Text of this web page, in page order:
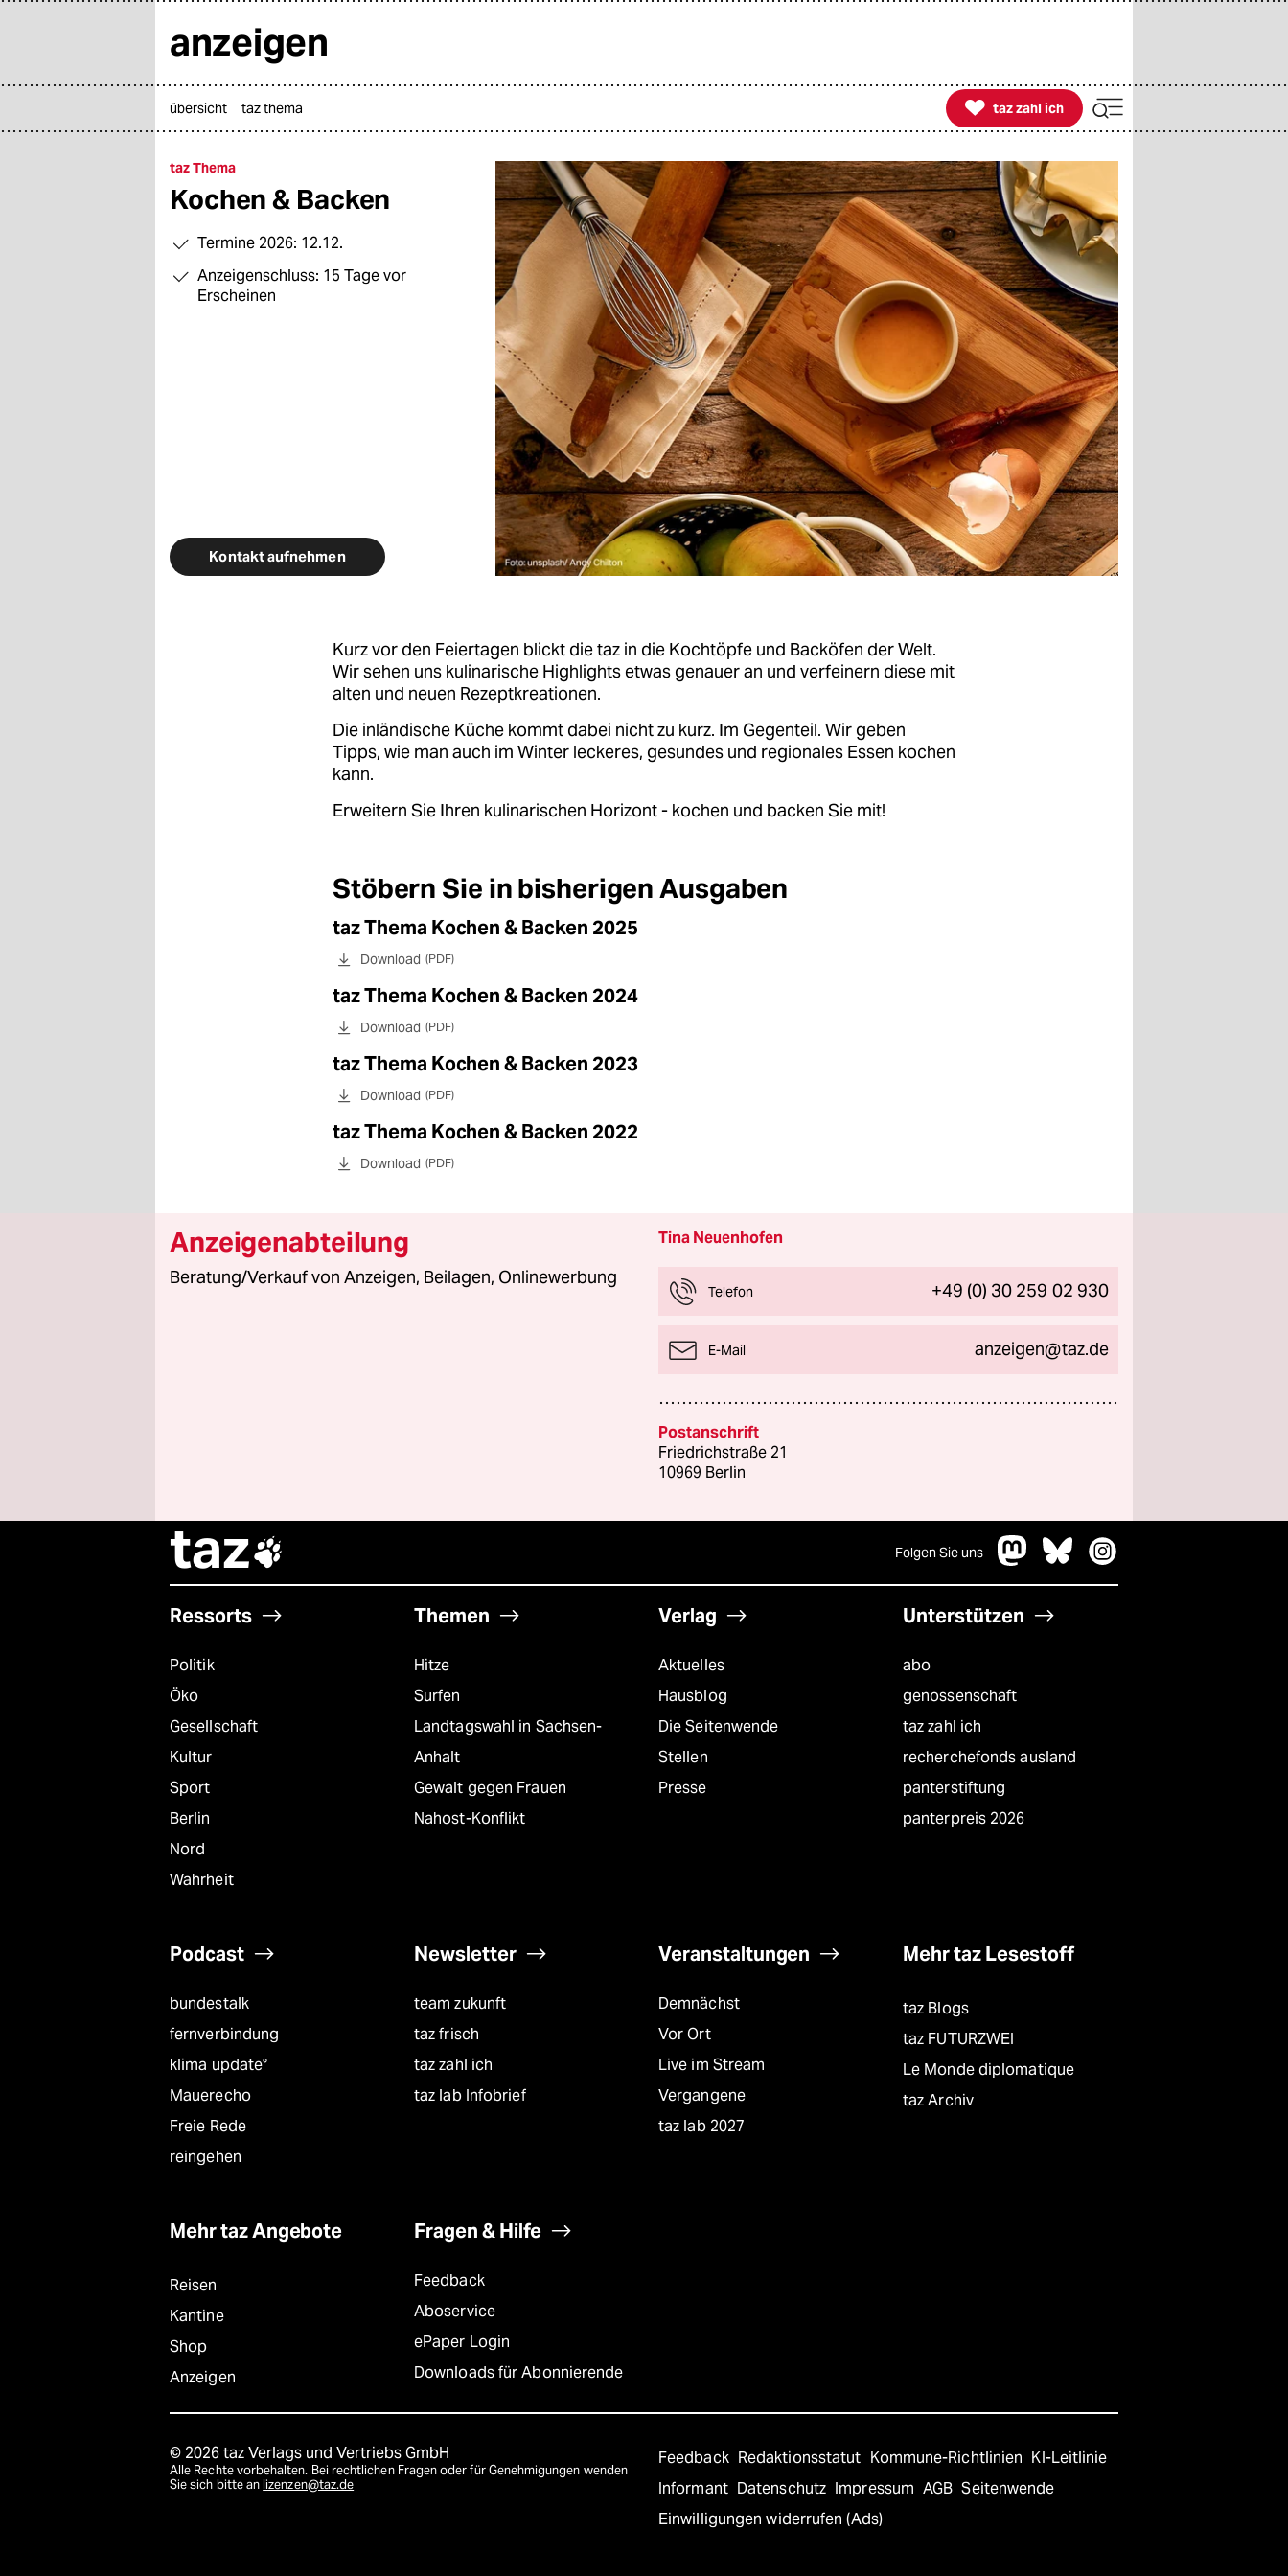
 taz zahl ich
themen
politik
gesellschaft
verlag
anzeigen
übersicht taz thema 
taz zahl ich
taz zahl ich
taz Thema
Kochen & Backen
Termine 2026: 12.12.
Anzeigenschluss: 15 Tage vor
Erscheinen
Kontakt aufnehmen
Kurz vor den Feiertagen blickt die taz in die Kochtöpfe und Backöfen der Welt.
Wir sehen uns kulinarische Highlights etwas genauer an und verfeinern diese mit
alten und neuen Rezeptkreationen.
Die inländische Küche kommt dabei nicht zu kurz. Im Gegenteil. Wir geben
Tipps, wie man auch im Winter leckeres, gesundes und regionales Essen kochen
kann.
Erweitern Sie Ihren kulinarischen Horizont - kochen und backen Sie mit!
Stöbern Sie in bisherigen Ausgaben
taz Thema Kochen & Backen 2025
Download (PDF)
taz Thema Kochen & Backen 2024
Download (PDF)
taz Thema Kochen & Backen 2023
Download (PDF)
taz Thema Kochen & Backen 2022
Download (PDF)
Anzeigenabteilung
Beratung/Verkauf von Anzeigen, Beilagen, Onlinewerbung
Tina Neuenhofen
Telefon +49 (0) 30 259 02 930
E-Mail anzeigen@taz.de
Postanschrift
Friedrichstraße 21
10969 Berlin
taz Folgen Sie uns
Ressorts
Politik
Öko
Gesellschaft
Kultur
Sport
Berlin
Nord
Wahrheit
Themen
Hitze
Surfen
Landtagswahl in Sachsen-
Anhalt
Gewalt gegen Frauen
Nahost-Konflikt
Verlag
Aktuelles
Hausblog
Die Seitenwende
Stellen
Presse
Unterstützen
abo
genossenschaft
taz zahl ich
recherchefonds ausland
panterstiftung
panterpreis 2026
Podcast
bundestalk
fernverbindung
klima update°
Mauerecho
Freie Rede
reingehen
Newsletter
team zukunft
taz frisch
taz zahl ich
taz lab Infobrief
Veranstaltungen
Demnächst
Vor Ort
Live im Stream
Vergangene
taz lab 2027
Mehr taz Lesestoff
taz Blogs
taz FUTURZWEI
Le Monde diplomatique
taz Archiv
Mehr taz Angebote
Reisen
Kantine
Shop
Anzeigen
Fragen & Hilfe
Feedback
Aboservice
ePaper Login
Downloads für Abonnierende
© 2026 taz Verlags und Vertriebs GmbH
Alle Rechte vorbehalten. Bei rechtlichen Fragen oder für Genehmigungen wenden
Sie sich bitte an lizenzen@taz.de
Feedback Redaktionsstatut Kommune-Richtlinien KI-Leitlinie
Informant Datenschutz Impressum AGB Seitenwende
Einwilligungen widerrufen (Ads)